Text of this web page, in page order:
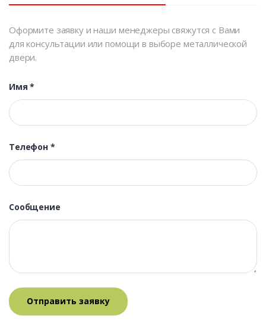
Оформите заявку и наши менеджеры свяжутся с Вами
для консультации или помощи в выборе металлической
двери.
Имя*
Телефон *
Сообщение